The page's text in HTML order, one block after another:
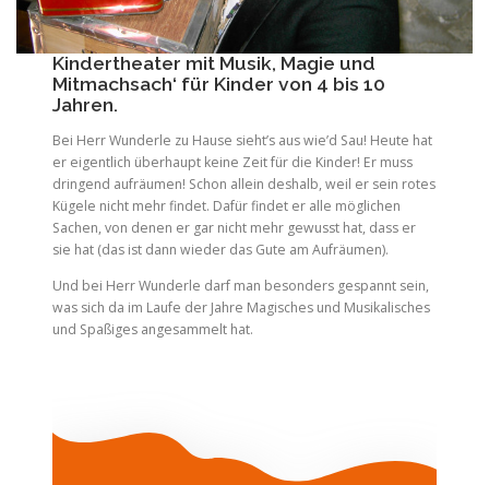
Kindertheater mit Musik, Magie und
Mitmachsach‘ für Kinder von 4 bis 10
Jahren.
Bei Herr Wunderle zu Hause sieht’s aus wie’d Sau! Heute hat
er eigentlich überhaupt keine Zeit für die Kinder! Er muss
dringend aufräumen! Schon allein deshalb, weil er sein rotes
Kügele nicht mehr findet. Dafür findet er alle möglichen
Sachen, von denen er gar nicht mehr gewusst hat, dass er
sie hat (das ist dann wieder das Gute am Aufräumen).
Und bei Herr Wunderle darf man besonders gespannt sein,
was sich da im Laufe der Jahre Magisches und Musikalisches
und Spaßiges angesammelt hat.